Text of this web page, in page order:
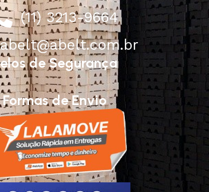
(11) 3213-9664
abelt@abelt.com.br
de Segurança
Formas de Envio